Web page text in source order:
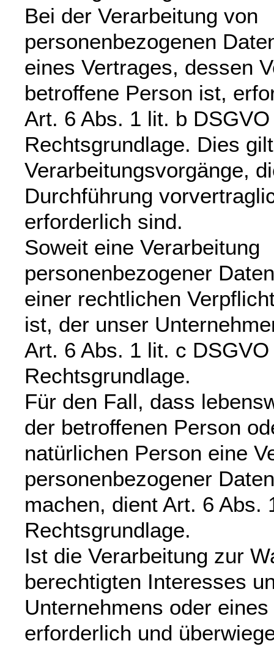
Bei der Verarbeitung von
personenbezogenen
eines Vertrages, dessen
betroffene Person ist,
Art. 6 Abs. 1 lit. b
Rechtsgrundlage. Dies
Verarbeitungsvorgänge,
Durchführung
erforderlich sind.
Soweit eine Verarbeitung
personenbezogener
einer rechtlichen
ist, der unser
Art. 6 Abs. 1 lit. c
Rechtsgrundlage.
Für den Fall, dass
der betroffenen Person
natürlichen Person eine
personenbezogener
machen, dient Art. 6 Abs.
Rechtsgrundlage.
Ist die Verarbeitung zur
berechtigten Interesses
Unternehmens oder
erforderlich und